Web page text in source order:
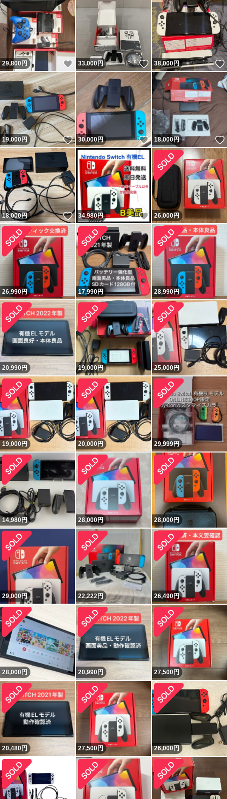
29,800 円 いいね！
33,000円 いいね！
38,000円
19,000円 いいね！
30,000円 いいね！
18,000円
18,000円 いいね！
34,980円 いいね！
26,000円
26,990円 17,990円 28,990円
20,990円 19,000円 25,000円
19,000円 20,000円 29,999円
14,980円 28,000円 28,000円
29,000円 22,222円 26,490円
28,000 円 20,990円 27,500円
20,480円 27,500円 26,000円